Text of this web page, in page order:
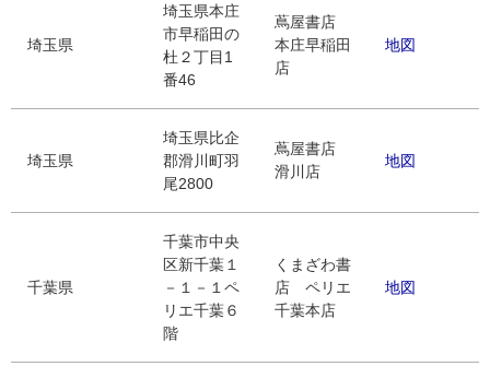
埼玉県
埼玉県本庄
市早稲田の
杜２丁目1
番46
蔦屋書店
本庄早稲田
店
地図
埼玉県
埼玉県比企
郡滑川町羽
尾2800
蔦屋書店
滑川店
地図
千葉県
千葉市中央
区新千葉１
－１－１ペ
リエ千葉６
階
くまざわ書
店 ペリエ
千葉本店
地図